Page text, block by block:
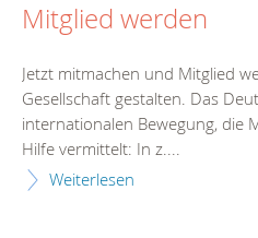
Mitglied werden
Jetzt mitmachen und Mitglied
Gesellschaft gestalten. Das
internationalen Bewegung, die
Hilfe vermittelt: In z....
Weiterlesen